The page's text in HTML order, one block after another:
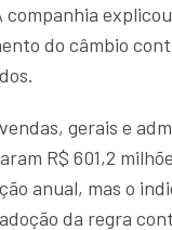
companhia
do câmbio
gerais e
R$ 601,2
anual, mas o
da regra